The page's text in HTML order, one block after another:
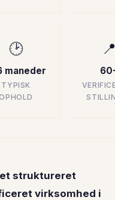
🕑
maneder
TYPISK
et struktureret
virksomhed i